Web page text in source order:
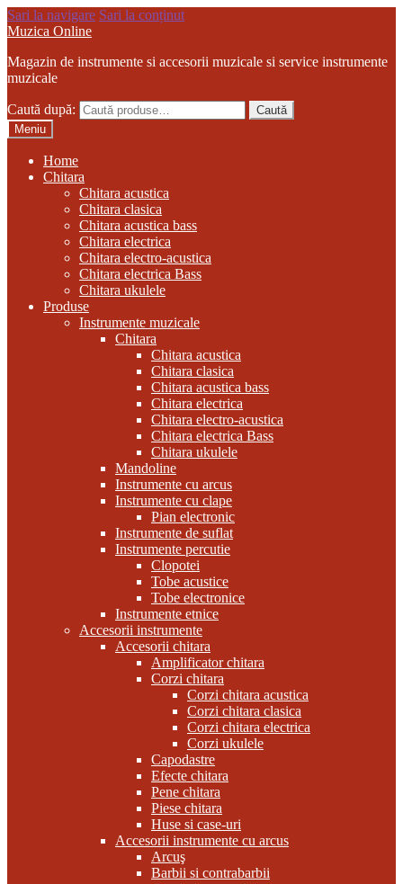
Sari la navigare Sari la conținut
Muzica Online
Magazin de instrumente si accesorii muzicale si service instrumente
muzicale
Caută după:
Caută
Meniu
Home
Chitara
Chitara acustica
Chitara clasica
Chitara acustica bass
Chitara electrica
Chitara electro-acustica
Chitara electrica Bass
Chitara ukulele
Produse
Instrumente muzicale
Chitara
Chitara acustica
Chitara clasica
Chitara acustica bass
Chitara electrica
Chitara electro-acustica
Chitara electrica Bass
Chitara ukulele
Mandoline
Instrumente cu arcus
Instrumente cu clape
Pian electronic
Instrumente de suflat
Instrumente percutie
Clopotei
Tobe acustice
Tobe electronice
Instrumente etnice
Accesorii instrumente
Accesorii chitara
Amplificator chitara
Corzi chitara
Corzi chitara acustica
Corzi chitara clasica
Corzi chitara electrica
Corzi ukulele
Capodastre
Efecte chitara
Pene chitara
Piese chitara
Huse si case-uri
Accesorii instrumente cu arcus
Arcuş
Barbii si contrabarbii